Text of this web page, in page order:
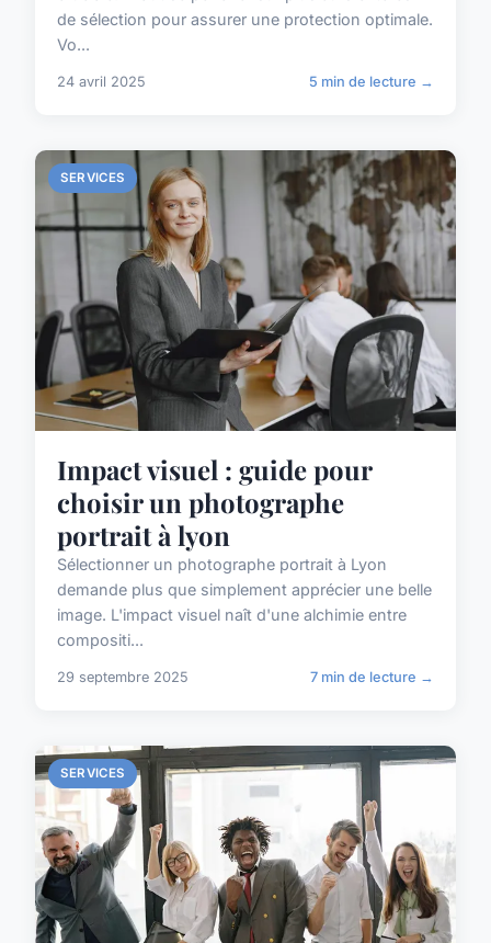
de sélection pour assurer une protection optimale.
Vo...
24 avril 2025 5 min de lecture →
SERVICES
Impact visuel : guide pour
choisir un photographe
portrait à lyon
Sélectionner un photographe portrait à Lyon
demande plus que simplement apprécier une belle
image. L'impact visuel naît d'une alchimie entre
compositi...
29 septembre 2025 7 min de lecture →
SERVICES